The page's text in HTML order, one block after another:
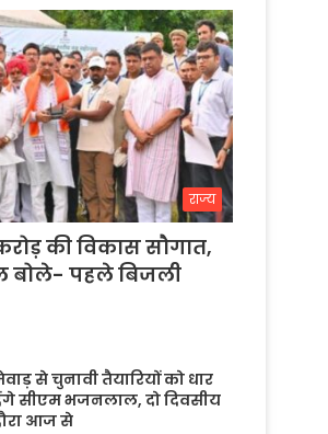
राज्य
की विकास सौगात,
पहले बिजली
से चुनावी तैयारियों को धार
सीएम भजनलाल, दो दिवसीय
आज से